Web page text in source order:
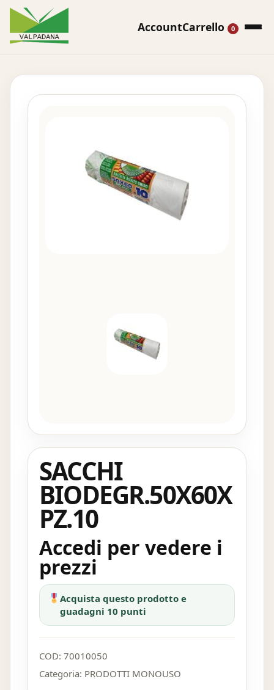
AccountCarrello 0
SACCHI
BIODEGR.50X60X
PZ.10
Accedi per vedere i
prezzi
Acquista questo prodotto e
guadagni 10 punti
COD: 70010050
Categoria: PRODOTTI MONOUSO